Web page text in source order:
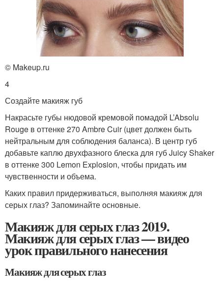
© Makeup.ru
4
Создайте макияж губ
Накрасьте губы нюдовой кремовой помадой L’Absolu
Rouge в оттенке 270 Ambre Cuir (цвет должен быть
нейтральным для соблюдения баланса). В центр губ
добавьте каплю двухфазного блеска для губ Juicy Shaker
в оттенке 300 Lemon Explosion, чтобы придать им
чувственности и объема.
Каких правил придерживаться, выполняя макияж для
серых глаз? Запоминайте основные.
Макияж для серых глаз 2019.
Макияж для серых глаз — видео
урок правильного нанесения
Макияж для серых глаз